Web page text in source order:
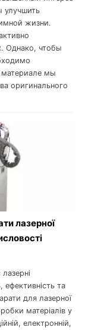
улучшить
жизни.
Однако, чтобы
материале мы
оригинального
лазерної
ефективність та
для лазерної
матеріалів у
електронній,